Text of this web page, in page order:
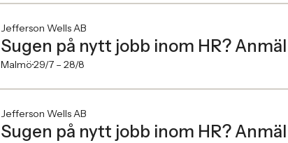
Jefferson Wells AB
Sugen på nytt jobb inom HR?
Malmö29/7 – 28/8
Jefferson Wells AB
Sugen på nytt jobb inom HR?